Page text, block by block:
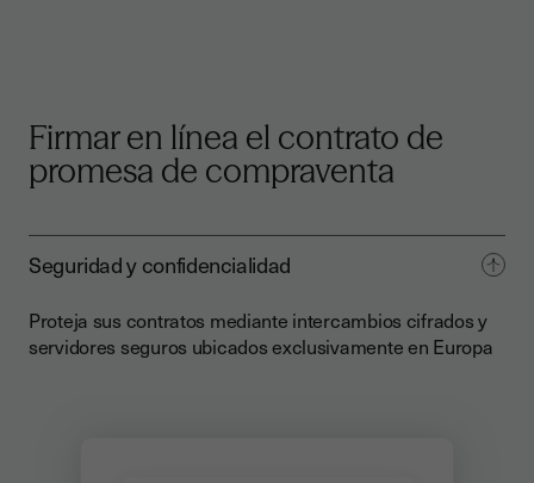
Firmar en línea el contrato de
promesa de compraventa
Seguridad y confidencialidad
Proteja sus contratos mediante intercambios cifrados y
servidores seguros ubicados exclusivamente en Europa